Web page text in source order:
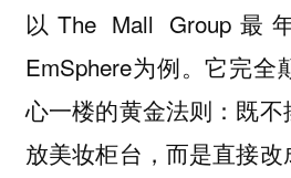
以The Mall Group最
EmSphere为例。它完全
心一楼的黄金法则：既
放美妆柜台，而是直接